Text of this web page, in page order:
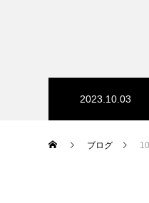
2023.10.03
ブログ